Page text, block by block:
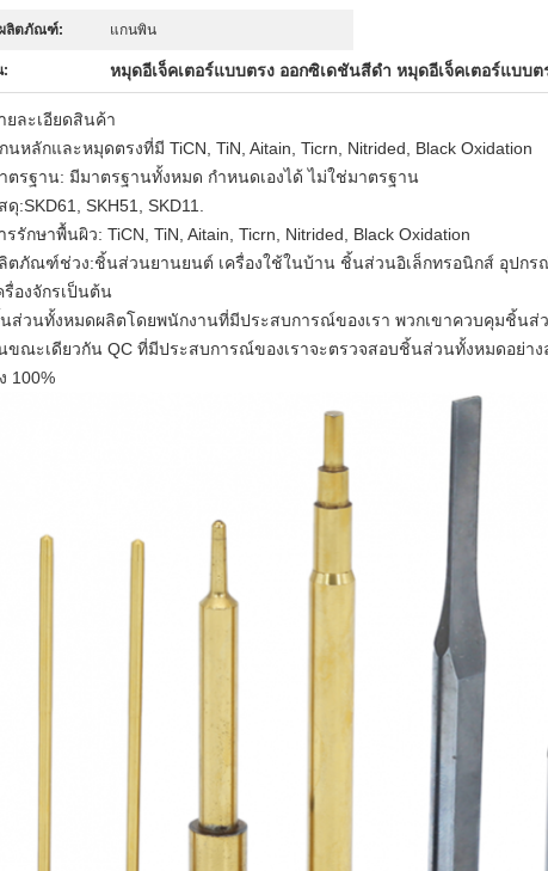
ลิตภัณฑ์: แกนพิน
: หมุดอีเจ็คเตอร์แบบตรง ออกซิเดชันสีดำ หมุดอีเจ็คเตอร์แบบต
ยละเอียดสินค้า
นหลักและหมุดตรงที่มี TiCN, TiN, Aitain, Ticrn, Nitrided, Black Oxidation
ตรฐาน: มีมาตรฐานทั้งหมด กำหนดเองได้ ไม่ใช่มาตรฐาน
ดุ:SKD61, SKH51, SKD11.
รรักษาพื้นผิว: TiCN, TiN, Aitain, Ticrn, Nitrided, Black Oxidation
ตภัณฑ์ช่วง:ชิ้นส่วนยานยนต์ เครื่องใช้ในบ้าน ชิ้นส่วนอิเล็กทรอนิกส์ อุปก
รื่องจักรเป็นต้น
ส่วนทั้งหมดผลิตโดยพนักงานที่มีประสบการณ์ของเรา พวกเขาควบคุมชิ้น
ขณะเดียวกัน QC ที่มีประสบการณ์ของเราจะตรวจสอบชิ้นส่วนทั้งหมดอย่า
100%